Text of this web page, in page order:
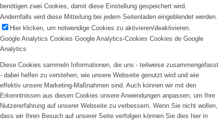
benötigen zwei Cookies, damit diese Einstellung gespeichert wird.
Andernfalls wird diese Mitteilung bei jedem Seitenladen eingeblendet werden.
Hier klicken, um notwendige Cookies zu aktivieren/deaktivieren.
Google Analytics Cookies Google Analytics-Cookies Cookies de Google
Analytics
Diese Cookies sammeln Informationen, die uns - teilweise zusammengefasst
- dabei helfen zu verstehen, wie unsere Webseite genutzt wird und wie
effektiv unsere Marketing-Maßnahmen sind. Auch können wir mit den
Erkenntnissen aus diesen Cookies unsere Anwendungen anpassen, um Ihre
Nutzererfahrung auf unserer Webseite zu verbessern. Wenn Sie nicht wollen,
dass wir Ihren Besuch auf unserer Seite verfolgen können Sie dies hier in